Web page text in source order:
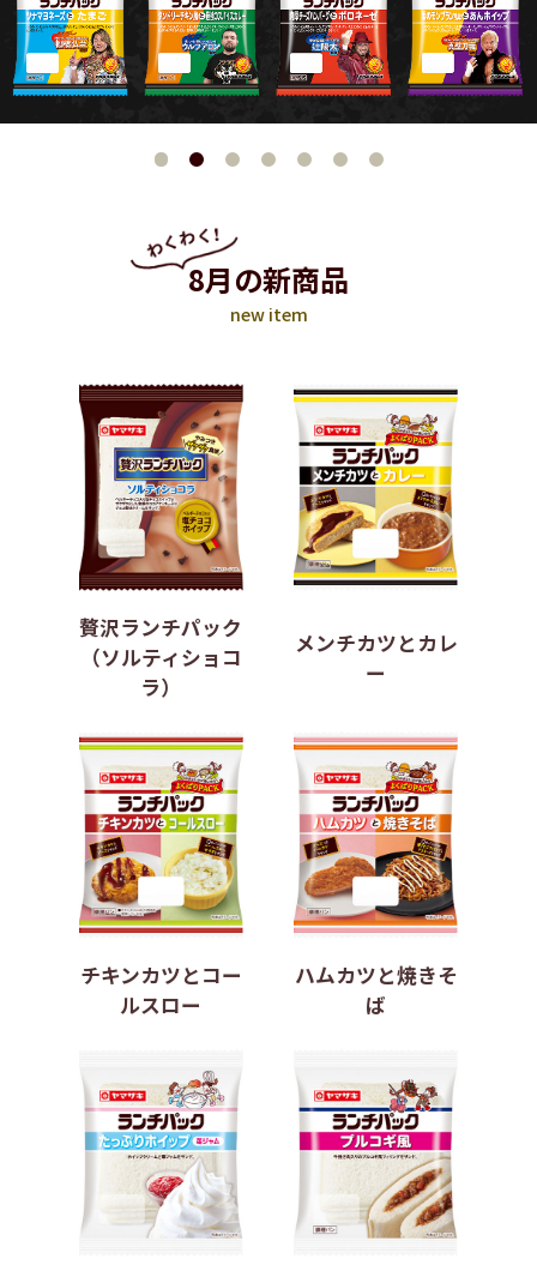
8月の新商品
new item
贅沢ランチパック
（ソルティショコ
ラ）
メンチカツとカレ
ー
チキンカツとコー
ルスロー
ハムカツと焼きそ
ば